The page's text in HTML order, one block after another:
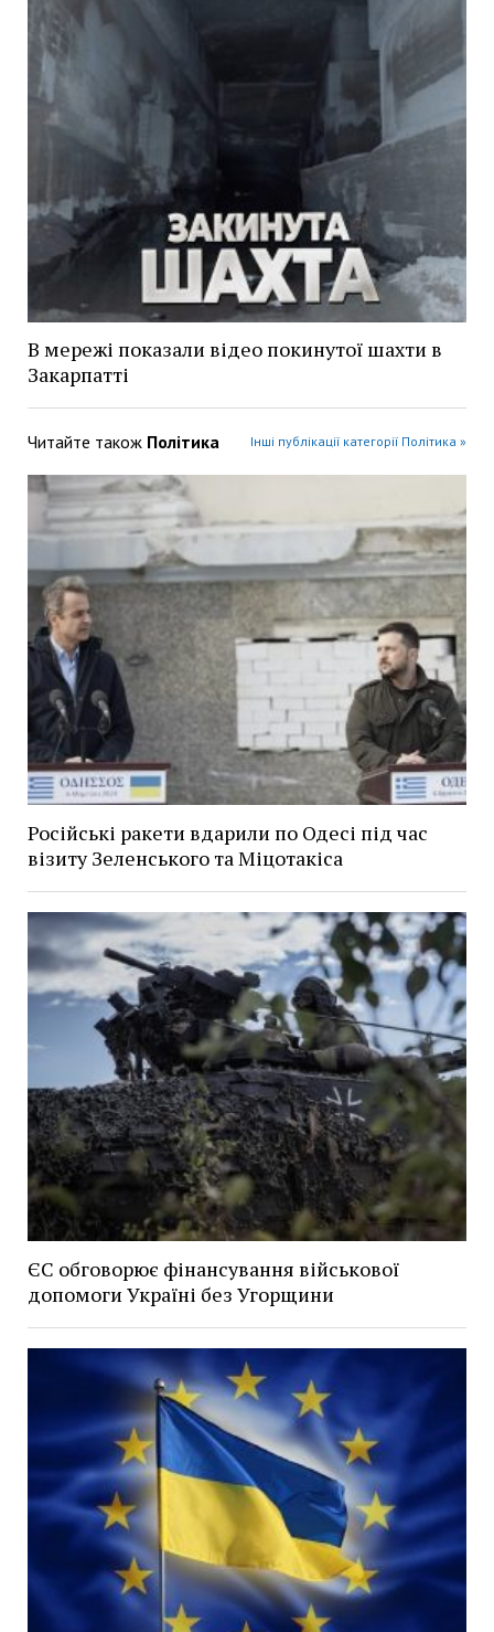
В мережі показали відео покинутої шахти в
Закарпатті
Читайте також Політика Інші публікації категорії Політика »
Російські ракети вдарили по Одесі під час
візиту Зеленського та Міцотакіса
ЄС обговорює фінансування військової
допомоги Україні без Угорщини